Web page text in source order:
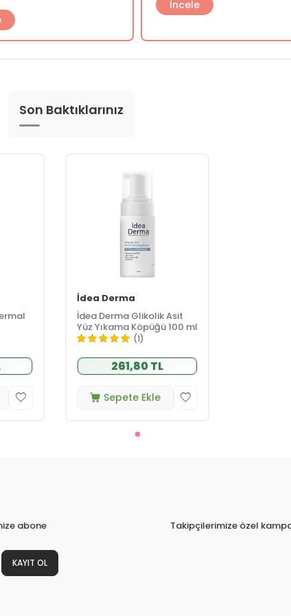
İncele
Son Baktıklarınız
İdea Derma
İdea Derma Glikolik Asit
Yüz Yıkama Köpüğü 100 ml
(1)
261,80 TL
Sepete Ekle
abone
KAYIT OL
Takipçilerimize özel